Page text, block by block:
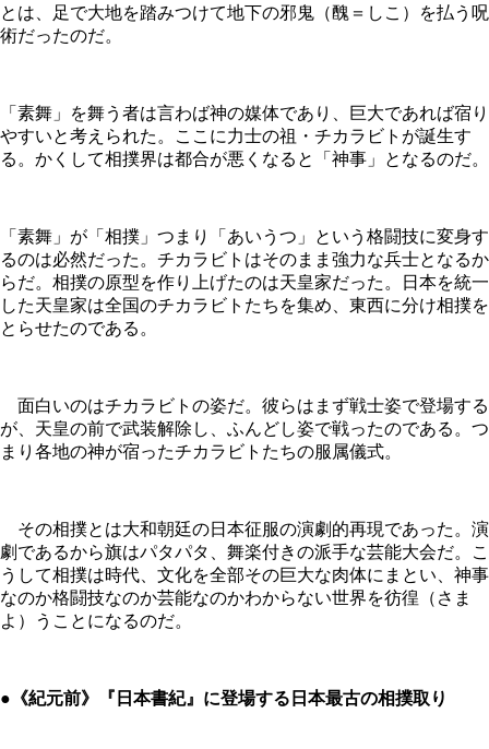
とは、足で大地を踏みつけて地下の邪鬼（醜＝しこ）を払う呪
術だったのだ。
「素舞」を舞う者は言わば神の媒体であり、巨大であれば宿り
やすいと考えられた。ここに力士の祖・チカラビトが誕生す
る。かくして相撲界は都合が悪くなると「神事」となるのだ。
「素舞」が「相撲」つまり「あいうつ」という格闘技に変身す
るのは必然だった。チカラビトはそのまま強力な兵士となるか
らだ。相撲の原型を作り上げたのは天皇家だった。日本を統一
した天皇家は全国のチカラビトたちを集め、東西に分け相撲を
とらせたのである。
面白いのはチカラビトの姿だ。彼らはまず戦士姿で登場する
が、天皇の前で武装解除し、ふんどし姿で戦ったのである。つ
まり各地の神が宿ったチカラビトたちの服属儀式。
その相撲とは大和朝廷の日本征服の演劇的再現であった。演
劇であるから旗はパタパタ、舞楽付きの派手な芸能大会だ。こ
うして相撲は時代、文化を全部その巨大な肉体にまとい、神事
なのか格闘技なのか芸能なのかわからない世界を彷徨（さま
よ）うことになるのだ。
●《紀元前》『日本書紀』に登場する日本最古の相撲取り